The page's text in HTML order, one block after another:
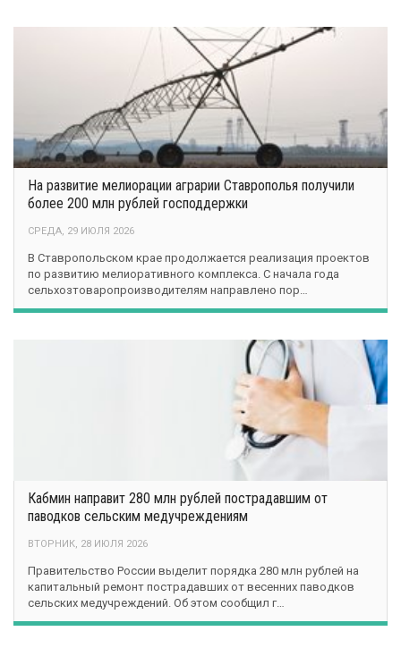
На развитие мелиорации аграрии Ставрополья получили
более 200 млн рублей господдержки
СРЕДА, 29 ИЮЛЯ 2026
В Ставропольском крае продолжается реализация проектов
по развитию мелиоративного комплекса. С начала года
сельхозтоваропроизводителям направлено пор…
Кабмин направит 280 млн рублей пострадавшим от
паводков сельским медучреждениям
ВТОРНИК, 28 ИЮЛЯ 2026
Правительство России выделит порядка 280 млн рублей на
капитальный ремонт пострадавших от весенних паводков
сельских медучреждений. Об этом сообщил г…